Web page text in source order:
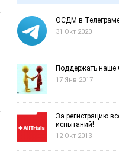
ОСДМ в
31 Окт 2020
Поддержать наше
17 Янв 2017
За регистрацию
испытаний!
12 Окт 2013